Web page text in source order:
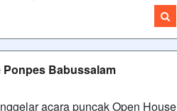
Babussalam
acara puncak Open House